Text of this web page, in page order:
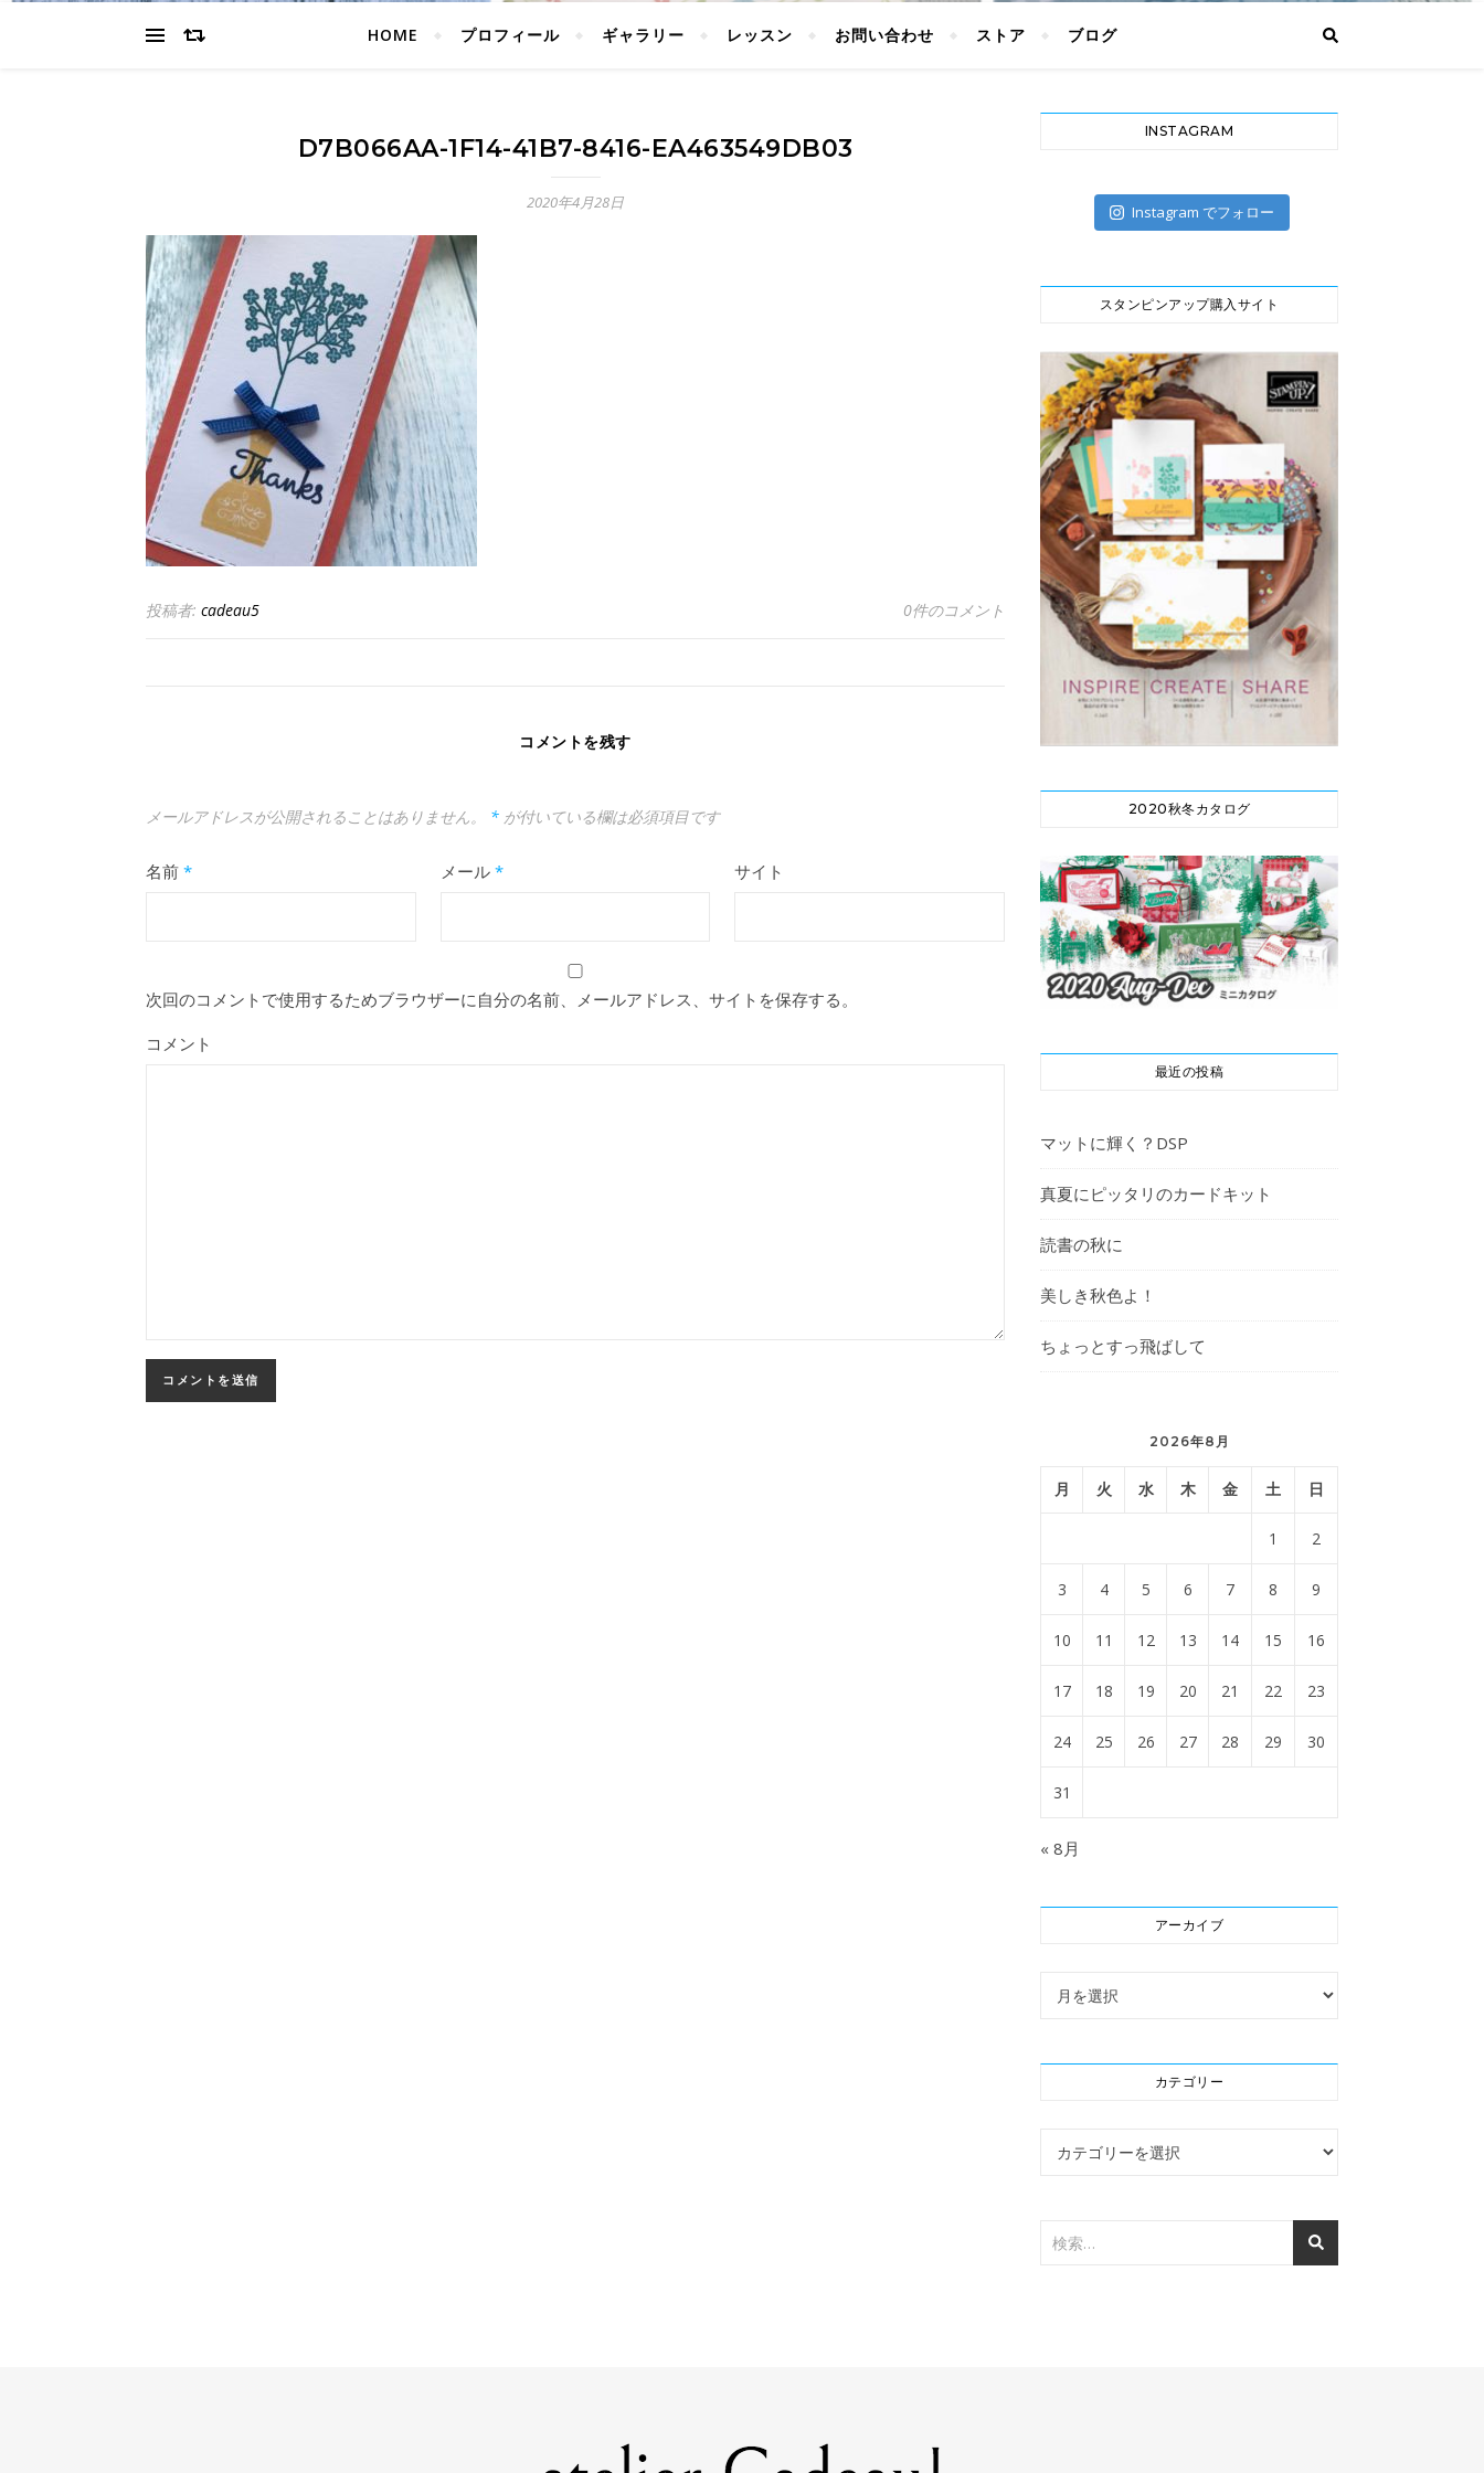
HOME プロフィール ギャラリー レッスン お問い合わせ ストア ブログ
D7B066AA-1F14-41B7-8416-EA463549DB03
2020年4月28日
投稿者: cadeau5 0件のコメント
コメントを残す
メールアドレスが公開されることはありません。 * が付いている欄は必須項目です
名前 * メール * サイト
次回のコメントで使用するためブラウザーに自分の名前、メールアドレス、サイトを保存する。
コメント
INSTAGRAM
Instagram でフォロー
スタンピンアップ購入サイト
2020秋冬カタログ
最近の投稿
マットに輝く？DSP
真夏にピッタリのカードキット
読書の秋に
美しき秋色よ！
ちょっとすっ飛ばして
2026年8月
月 火 水 木 金 土 日
1 2
3 4 5 6 7 8 9
10 11 12 13 14 15 16
17 18 19 20 21 22 23
24 25 26 27 28 29 30
31
« 8月
アーカイブ
アーカイブ
カテゴリー